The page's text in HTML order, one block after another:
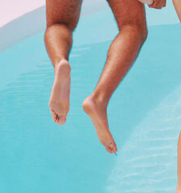
Oberbekleidung
Pullover
T-Shirts
Loungewear-kollektion
Alle Bekleidung anzeigen
Alle Große Größen anzeigen